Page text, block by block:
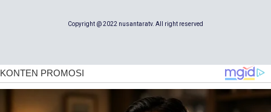
Copyright @ 2022 nusantaratv. All right reserved